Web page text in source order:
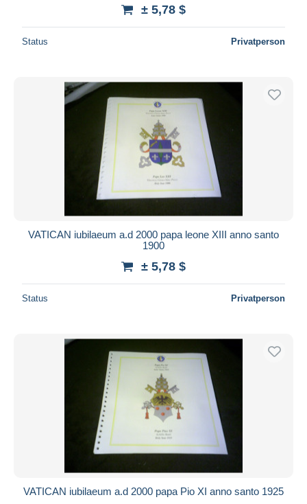
± 5,78 $
Status Privatperson
VATICAN iubilaeum a.d 2000 papa leone XIII anno santo
1900
± 5,78 $
Status Privatperson
VATICAN iubilaeum a.d 2000 papa Pio XI anno santo 1925